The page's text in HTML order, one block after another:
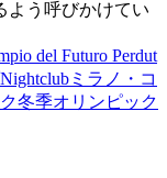
よう呼びかけてい
del Futuro Perdut
Nightclub ミラノ・コ
冬季オリンピック